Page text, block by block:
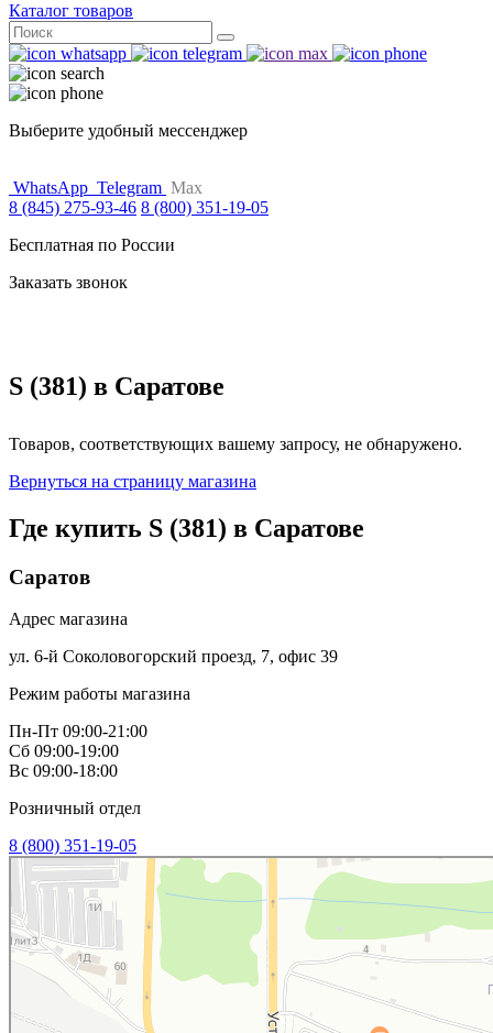
Каталог товаров
Поиск
for:
Выберите удобный мессенджер
WhatsApp Telegram Max
8 (845) 275-93-46 8 (800) 351-19-05
Бесплатная по России
Заказать звонок
S (381) в Саратове
Товаров, соответствующих вашему запросу, не обнаружено.
Вернуться на страницу магазина
Где купить S (381) в Саратове
Саратов
Адрес магазина
ул. 6-й Соколовогорский проезд, 7, офис 39
Режим работы магазина
Пн-Пт 09:00-21:00
Сб 09:00-19:00
Вс 09:00-18:00
Розничный отдел
8 (800) 351-19-05